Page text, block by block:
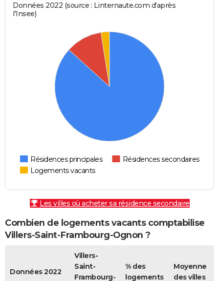
Données 2022 (source : Linternaute.com d'après
l'Insee)
Résidences principales
Résidences secondaires
Logements vacants
Les villes où acheter sa résidence secondaire
Combien de logements vacants comptabilise
Villers-Saint-Frambourg-Ognon ?
Données 2022
Villers-
Saint-
Frambourg-
% des
logements
Moyenne
des villes